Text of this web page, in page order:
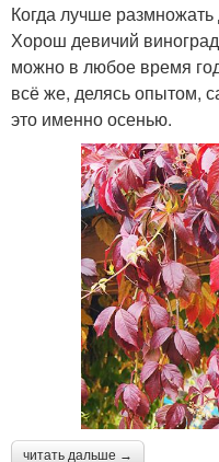
Когда лучше
Хорош девичий
можно в любое время
всё же, делясь опытом,
это именно осенью.
читать дальше →